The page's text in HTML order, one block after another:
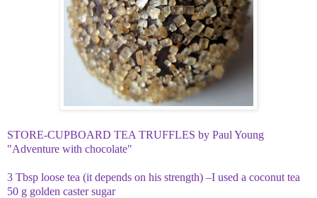
STORE-CUPBOARD TEA TRUFFLES by Paul Young
"Adventure with chocolate"
3 Tbsp loose tea (it depends on his strength) –I used a coconut tea
50 g golden caster sugar